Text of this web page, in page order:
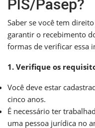
PIS/Pasep?
Saber se você tem
garantir o recebimento
formas de verificar essa
1. Verifique os
Você deve estar
cinco anos.
É necessário ter
uma pessoa jurídica no